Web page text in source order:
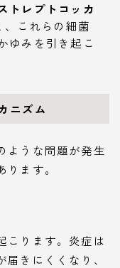
トレプトコッカ
これらの細菌
ゆみを引き起こ
ニズム
ような問題が発生
ます。
こります。炎症は
きにくくなり、